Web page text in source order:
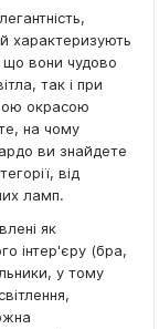
характеризують
що вони чудово
так і при
окрасою
на чому
ви знайдете
від
ламп.
як
інтер'єру (бра,
у тому